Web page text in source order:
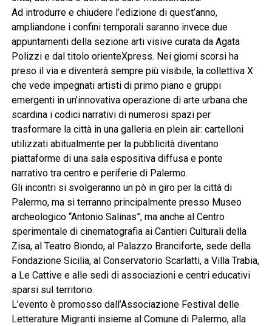
Ad introdurre e chiudere l’edizione di quest’anno,
ampliandone i confini temporali saranno invece due
appuntamenti della sezione arti visive curata da Agata
Polizzi e dal titolo orienteXpress. Nei giorni scorsi ha
preso il via e diventerà sempre più visibile, la collettiva X
che vede impegnati artisti di primo piano e gruppi
emergenti in un’innovativa operazione di arte urbana che
scardina i codici narrativi di numerosi spazi per
trasformare la città in una galleria en plein air: cartelloni
utilizzati abitualmente per la pubblicità diventano
piattaforme di una sala espositiva diffusa e ponte
narrativo tra centro e periferie di Palermo.
Gli incontri si svolgeranno un pò in giro per la città di
Palermo, ma si terranno principalmente presso Museo
archeologico “Antonio Salinas”, ma anche al Centro
sperimentale di cinematografia ai Cantieri Culturali della
Zisa, al Teatro Biondo, al Palazzo Branciforte, sede della
Fondazione Sicilia, al Conservatorio Scarlatti, a Villa Trabia,
a Le Cattive e alle sedi di associazioni e centri educativi
sparsi sul territorio.
L’evento è promosso dall’Associazione Festival delle
Letterature Migranti insieme al Comune di Palermo, alla